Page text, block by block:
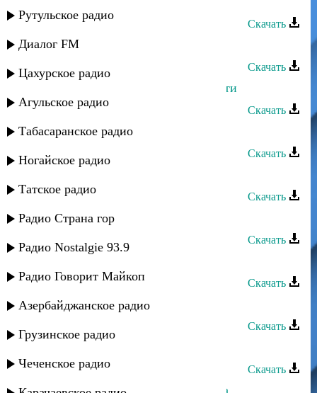
Рутульское радио
Диалог FM
Цахурское радио
Агульское радио
Табасаранское радио
Ногайское радио
Татское радио
Радио Страна гор
Радио Nostalgie 93.9
Радио Говорит Майкоп
Азербайджанское радио
Грузинское радио
Чеченское радио
Скачать
Ренат Юсупов - Жду тебя
Скачать
Кристина и Ренат Каримов - Прости
Скачать
Ренат Юсупов - Жизнь
Скачать
Скачать
Ренат - Кумыки
Скачать
Скачать
Ренат Юсупов - Жизнь
Скачать
Скачать
Ренат Идрисов - Любимая девушка